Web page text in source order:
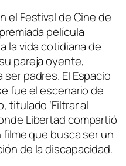
el Festival de Cine de
película
la vida cotidiana de
pareja oyente,
padres. El Espacio
fue el escenario de
‘Filtrar al
Libertad compartió
que busca ser un
de la discapacidad.